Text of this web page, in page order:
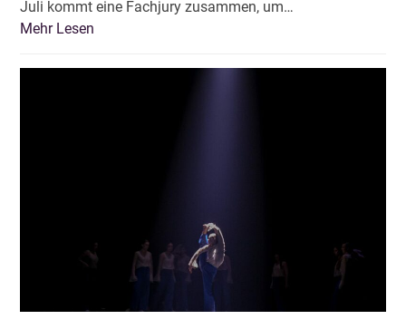
Juli kommt eine Fachjury zusammen, um…
Mehr Lesen